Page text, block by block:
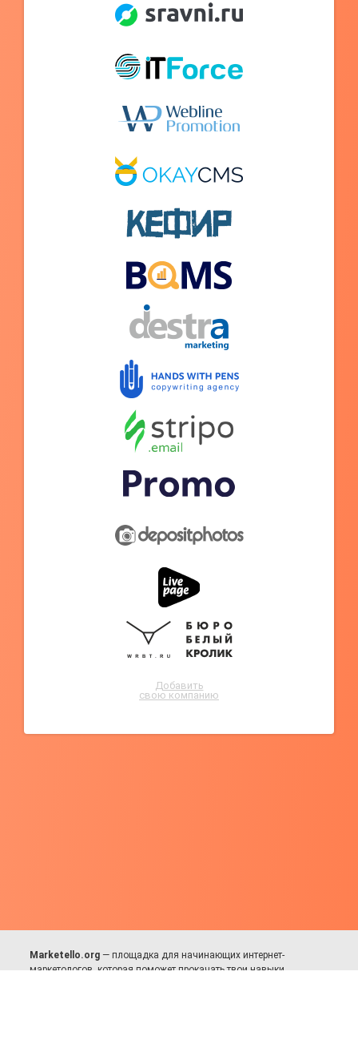
Добавить
свою компанию
Marketello.org — площадка для начинающих интернет-
маркетологов, которая поможет прокачать твои навыки.